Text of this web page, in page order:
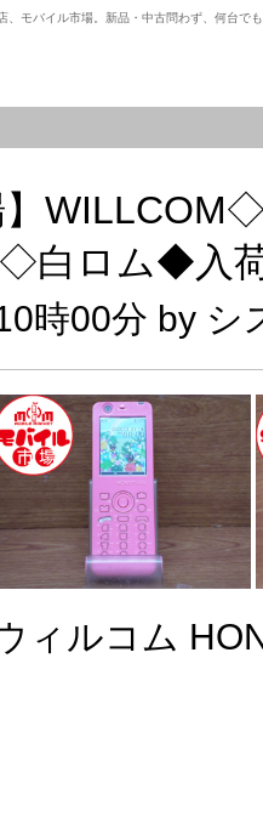
、モバイル市場。新品・中古問わず、何台で
】
白ロム◆入
時00分 by シ
ィルコム